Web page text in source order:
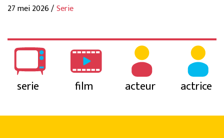
27 mei 2026 /Serie
serie film acteur actrice